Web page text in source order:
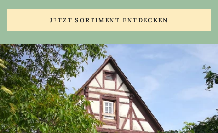
JETZT SORTIMENT ENTDECKEN